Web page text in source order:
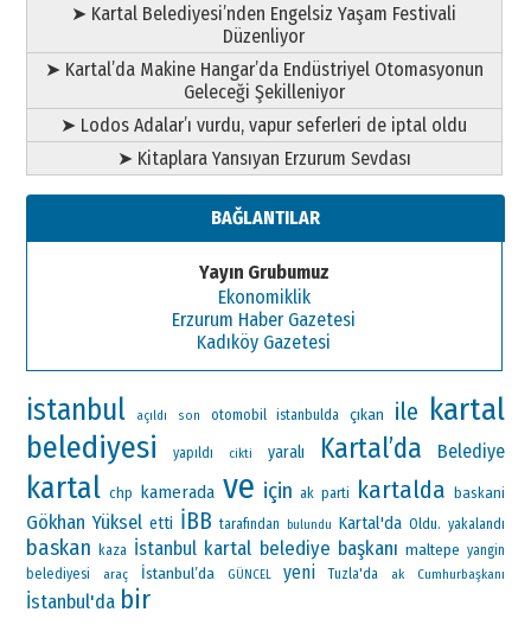
➤ Kartal Belediyesi’nden Engelsiz Yaşam Festivali
Düzenliyor
➤ Kartal’da Makine Hangar’da Endüstriyel Otomasyonun
Geleceği Şekilleniyor
➤ Lodos Adalar’ı vurdu, vapur seferleri de iptal oldu
➤ Kitaplara Yansıyan Erzurum Sevdası
BAĞLANTILAR
Yayın Grubumuz
Ekonomiklik
Erzurum Haber Gazetesi
Kadıköy Gazetesi
istanbul açıldı son otomobil istanbulda çıkan ile kartal
belediyesi
yapıldı cikti yaralı Kartal’da Belediye
kartal chp kamerada ve için ak parti kartalda baskani
Gökhan Yüksel etti İBB tarafından bulundu Kartal'da Oldu. yakalandı
baskan kaza İstanbul kartal belediye başkanı maltepe yangin
belediyesi
araç İstanbul’da GÜNCEL yeni Tuzla'da ak Cumhurbaşkanı
İstanbul'da bir